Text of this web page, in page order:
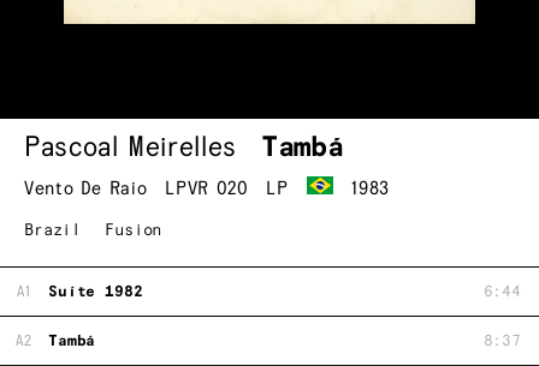
Pascoal Meirelles Tambá
Vento De Raio LPVR 020 LP 1983
Brazil Fusion
A1 Suíte 1982 6:44
A2 Tambá 8:37